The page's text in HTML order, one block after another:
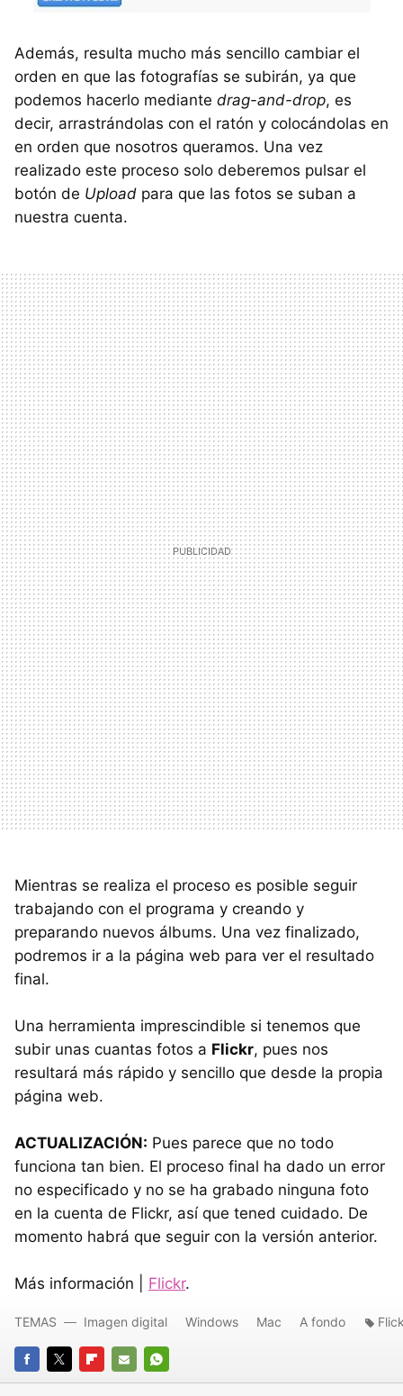
Además, resulta mucho más sencillo cambiar el
orden en que las fotografías se subirán, ya que
podemos hacerlo mediante drag-and-drop, es
decir, arrastrándolas con el ratón y colocándolas en
en orden que nosotros queramos. Una vez
realizado este proceso solo deberemos pulsar el
botón de Upload para que las fotos se suban a
nuestra cuenta.
Mientras se realiza el proceso es posible seguir
trabajando con el programa y creando y
preparando nuevos álbums. Una vez finalizado,
podremos ir a la página web para ver el resultado
final.
Una herramienta imprescindible si tenemos que
subir unas cuantas fotos a Flickr, pues nos
resultará más rápido y sencillo que desde la propia
página web.
ACTUALIZACIÓN: Pues parece que no todo
funciona tan bien. El proceso final ha dado un error
no especificado y no se ha grabado ninguna foto
en la cuenta de Flickr, así que tened cuidado. De
momento habrá que seguir con la versión anterior.
Más información | Flickr.
FACEBOOK
TWITTERFLIPBOARD
E- WHATSAPP
TEMAS Imagen digital Windows Mac A fondo